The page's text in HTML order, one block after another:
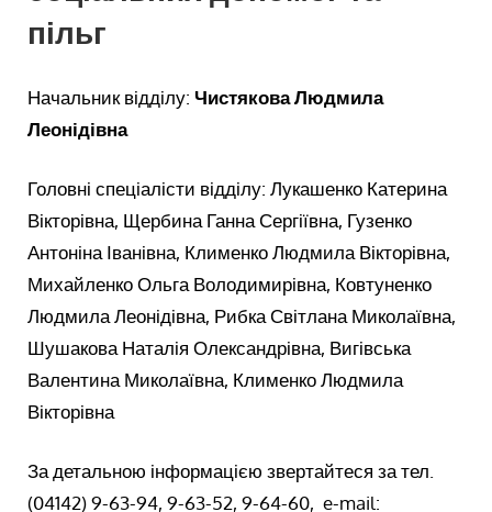
пільг
Начальник відділу:Чистякова Людмила
Леонідівна
Головні спеціалісти відділу: Лукашенко Катерина
Вікторівна, Щербина Ганна Сергіївна, Гузенко
Антоніна Іванівна, Клименко Людмила Вікторівна,
Михайленко Ольга Володимирівна, Ковтуненко
Людмила Леонідівна, Рибка Світлана Миколаївна,
Шушакова Наталія Олександрівна, Вигівська
Валентина Миколаївна, Клименко Людмила
Вікторівна
За детальною інформацією звертайтеся за тел.
(04142) 9-63-94, 9-63-52, 9-64-60, e-mail: